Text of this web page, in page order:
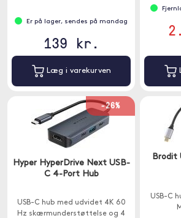
Er på lager, sendes på mandag
139 kr.
Læg i varekurven
-26%
Hyper HyperDrive Next USB-
C 4-Port Hub
USB-C hub med udvidet 4K 60
Hz skærmunderstøttelse og 4
Brodit
USB-C